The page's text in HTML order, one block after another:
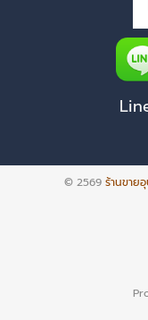
© 2569 ร้านขาย